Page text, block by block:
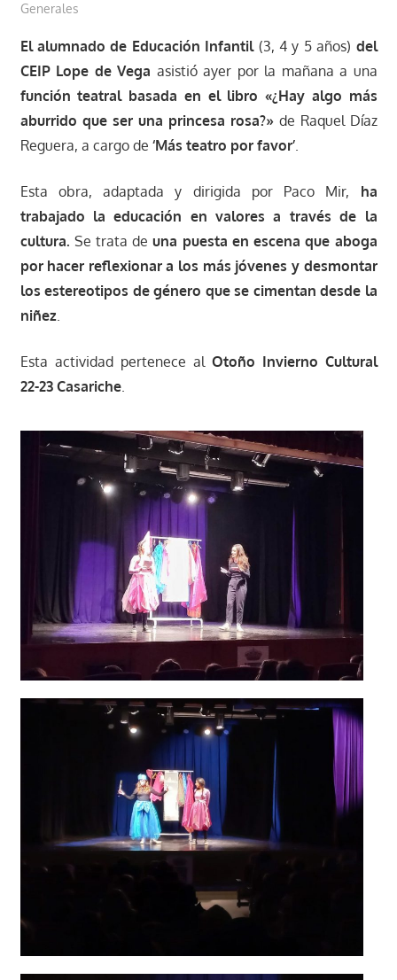
Generales
El alumnado de Educación Infantil(3, 4 y 5 años) del
CEIP Lope de Vega asistió ayer por la mañana a una
función teatral basada en el libro «¿Hay algo más
aburrido que ser una princesa rosa?»de Raquel Díaz
Reguera, a cargo de ‘Más teatro por favor’.
Esta obra, adaptada y dirigida por Paco Mir, ha
trabajado la educación en valores a través de la
cultura. Se trata deuna puesta en escena que aboga
por hacer reflexionar a los más jóvenes y desmontar
los estereotipos de género que se cimentan desde la
niñez.
Esta actividad pertenece al Otoño Invierno Cultural
22-23 Casariche.